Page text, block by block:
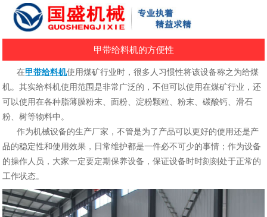
甲带给料机的方便性
在甲带给料机使用煤矿行业时，很多人习惯性将该设备称之为给煤
机。其实给料机使用范围是非常广泛的，不但可以使用在煤矿行业，还
可以使用在各种脂薄膜粉末、面粉、淀粉颗粒、粉末、碳酸钙、滑石
粉、树等物料中。
作为机械设备的生产厂家，不管是为了产品可以更好的使用还是产
品的稳定性和使用效果，日常维护都是一件必不可少的事情；作为设备
的操作人员，大家一定要定期保养设备，保证设备时时刻刻处于正常的
工作状态。